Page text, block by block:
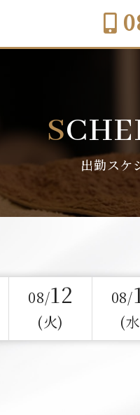
出勤スケ
08/12
(火)
08/
(